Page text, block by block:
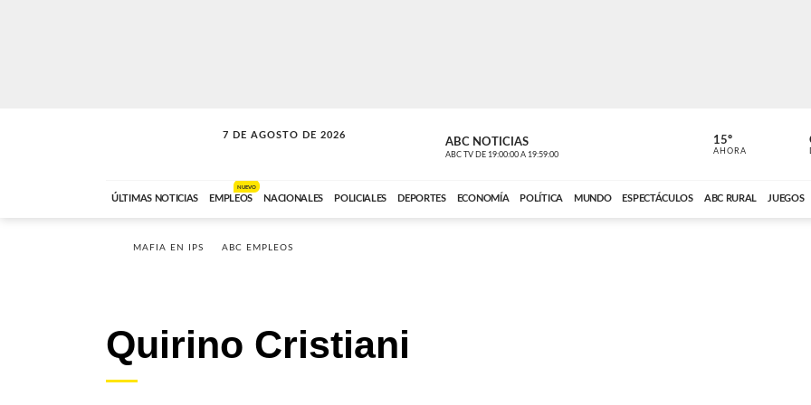
7 DE AGOSTO DE 2026
SOLO MÚSICA ABC NOTICIAS
ABC TV DE 19:00:00 A 19:59:00
CARDINAL
ABC CARDINAL
15º
AHORA
ÚLTIMAS NOTICIAS EMPLEOS
NUEVO
NACIONALES POLICIALES DEPORTES ECONOMÍA POLÍTICA MUNDO ESPECTÁCULOS ABC RURAL JUEGOS
MAFIA EN IPS ABC EMPLEOS
Quirino Cristiani